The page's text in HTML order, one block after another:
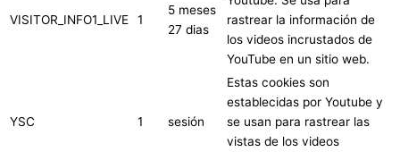
VISITOR_INFO1_LIVE 1
5 meses
27 dias
rastrear la información de
los videos incrustados de
YouTube en un sitio web.
YSC 1 sesión
Estas cookies son
establecidas por Youtube y
se usan para rastrear las
vistas de los videos